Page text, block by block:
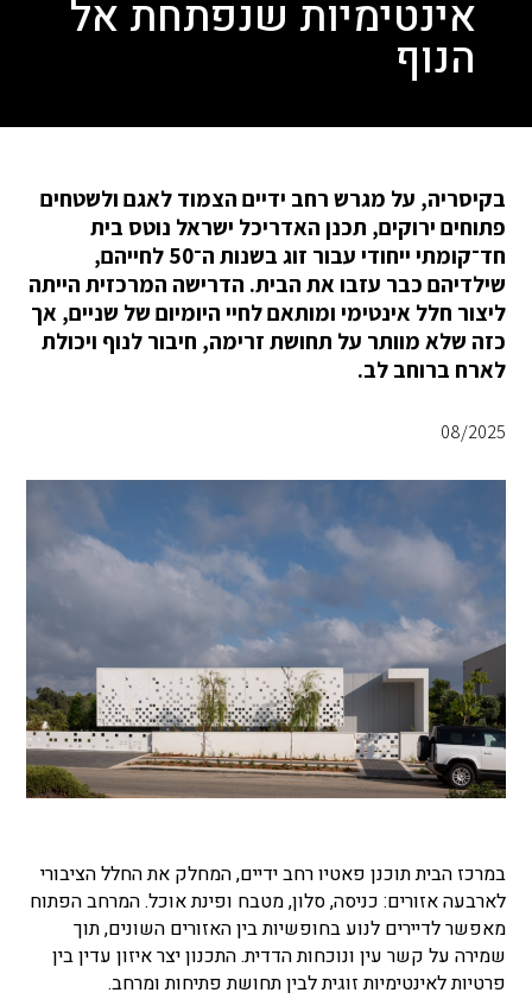
אינטימיות שנפתחת אל
הנוף
בקיסריה, על מגרש רחב ידיים הצמוד לאגם ולשטחים
פתוחים ירוקים, תכנן האדריכל ישראל נוטס בית
חד־קומתי ייחודי עבור זוג בשנות ה־50 לחייהם,
שילדיהם כבר עזבו את הבית. הדרישה המרכזית הייתה
ליצור חלל אינטימי ומותאם לחיי היומיום של שניים, אך
כזה שלא מוותר על תחושת זרימה, חיבור לנוף ויכולת
לארח ברוחב לב.
08/2025
במרכז הבית תוכנן פאטיו רחב ידיים, המחלק את החלל הציבורי
לארבעה אזורים: כניסה, סלון, מטבח ופינת אוכל. המרחב הפתוח
מאפשר לדיירים לנוע בחופשיות בין האזורים השונים, תוך
שמירה על קשר עין ונוכחות הדדית. התכנון יצר איזון עדין בין
פרטיות לאינטימיות זוגית לבין תחושת פתיחות ומרחב.